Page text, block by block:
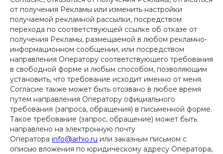
от получения Рекламы или изменить настройки
получаемой рекламной рассылки, посредством
перехода по соответствующей ссылке об отказе от
получения Рекламы, размещаемой в любом рекламно-
информационном сообщении, или посредством
направления Оператору соответствующего требования
в свободной форме и любым способом, позволяющим
установить, что требование исходит именно от меня.
Согласие также может быть отозвано в любое время
путем направления Оператору официального
требования (запроса, обращения) в письменной форме.
Такое требование (запрос, обращение) может быть
направлено на электронную почту
Оператора info@arhio.ru или заказным письмом с
описью вложения по юридическому адресу Оператора,
ОСТАЛИСЬ ВОПРОСЫ?